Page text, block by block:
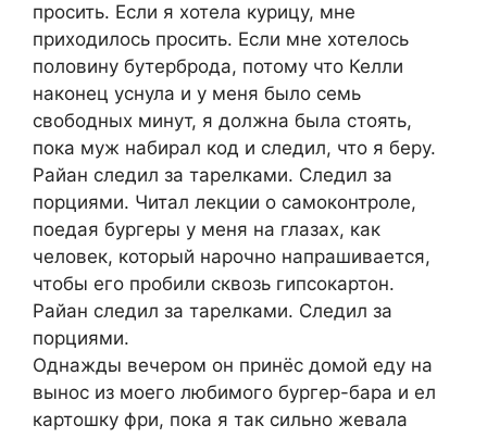
просить. Если я хотела курицу, мне
приходилось просить. Если мне хотелось
половину бутерброда, потому что Келли
наконец уснула и у меня было семь
свободных минут, я должна была стоять,
пока муж набирал код и следил, что я беру.
Райан следил за тарелками. Следил за
порциями. Читал лекции о самоконтроле,
поедая бургеры у меня на глазах, как
человек, который нарочно напрашивается,
чтобы его пробили сквозь гипсокартон.
Райан следил за тарелками. Следил за
порциями.
Однажды вечером он принёс домой еду на
вынос из моего любимого бургер-бара и ел
картошку фри, пока я так сильно жевала